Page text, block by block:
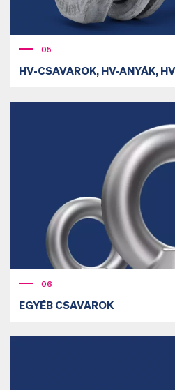
05
HV-CSAVAROK, HV-ANYÁK,
06
EGYÉB CSAVAROK